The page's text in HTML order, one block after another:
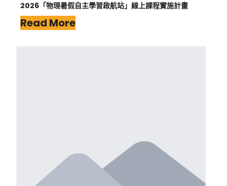
2026「物理暑假自主學習啟航站」線上課程實施計畫
Read More